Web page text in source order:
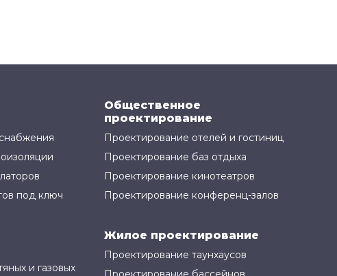
под ключ
Общественное
проектирование
Проектирование отелей и гостиниц
Проектирование баз отдыха
Проектирование кинотеатров
Проектирование конференц-залов
и газовых
Жилое проектирование
Проектирование таунхаусов